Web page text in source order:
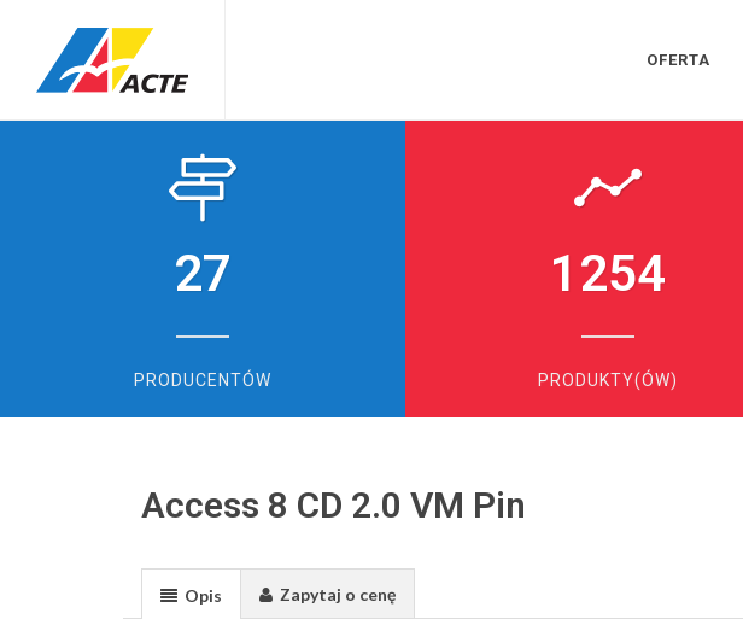
OFERTA
27
PRODUCENTÓW
1254
PRODUKTY(ÓW)
Access 8 CD 2.0 VM Pin
Opis Zapytaj o cenę